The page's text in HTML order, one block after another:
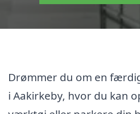
Drømmer du om en
i Aakirkeby, hvor du kan